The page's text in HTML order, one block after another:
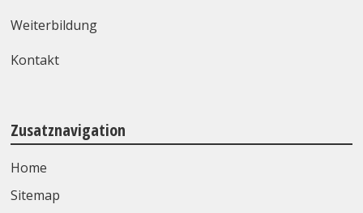
Weiterbildung
Kontakt
Zusatznavigation
Home
Sitemap